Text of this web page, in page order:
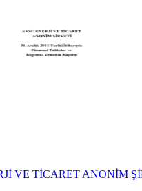
VE TİCARET ANONİM